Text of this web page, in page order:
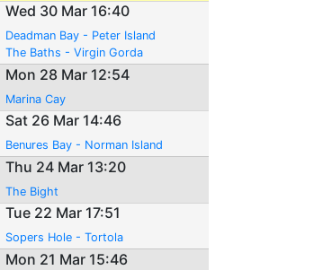
Wed 30 Mar 16:40
Deadman Bay - Peter Island
The Baths - Virgin Gorda
Mon 28 Mar 12:54
Marina Cay
Sat 26 Mar 14:46
Benures Bay - Norman Island
Thu 24 Mar 13:20
The Bight
Tue 22 Mar 17:51
Sopers Hole - Tortola
Mon 21 Mar 15:46